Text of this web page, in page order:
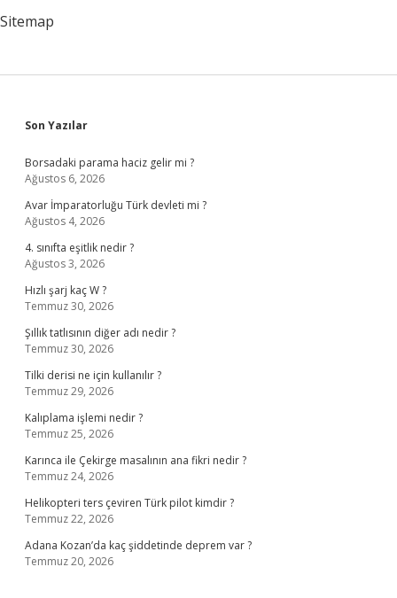
Sitemap
Sidebar
Son Yazılar
Borsadaki parama haciz gelir mi ?
Ağustos 6, 2026
Avar İmparatorluğu Türk devleti mi ?
Ağustos 4, 2026
4. sınıfta eşitlik nedir ?
Ağustos 3, 2026
Hızlı şarj kaç W ?
Temmuz 30, 2026
Şıllık tatlısının diğer adı nedir ?
Temmuz 30, 2026
Tilki derisi ne için kullanılır ?
Temmuz 29, 2026
Kalıplama işlemi nedir ?
Temmuz 25, 2026
Karınca ile Çekirge masalının ana fikri nedir ?
Temmuz 24, 2026
Helikopteri ters çeviren Türk pilot kimdir ?
Temmuz 22, 2026
Adana Kozan’da kaç şiddetinde deprem var ?
Temmuz 20, 2026